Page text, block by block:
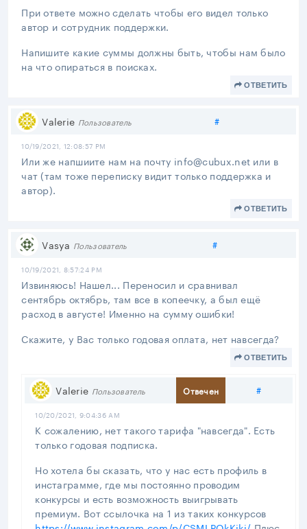
При ответе можно сделать чтобы его видел только
автор и сотрудник поддержки.
Напишите какие суммы должны быть, чтобы нам было
на что опираться в поисках.
ОТВЕТИТЬ
Valerie Пользователь #Поделиться
10/19/2021, 12:08:57 PM
Или же напшиите нам на почту info@cubux.net или в
чат (там тоже переписку видит только поддержка и
автор).
ОТВЕТИТЬ
Vasya Пользователь #Поделиться
10/19/2021, 8:57:24 PM
Извиняюсь! Нашел... Переносил и сравнивал
сентябрь октябрь, там все в копеечку, а был ещё
расход в августе! Именно на сумму ошибки!
Скажите, у Вас только годовая оплата, нет навсегда?
ОТВЕТИТЬ
Valerie Пользователь Отвечен #
10/20/2021, 9:04:36 AM
К сожалению, нет такого тарифа "навсегда". Есть
только годовая подписка.
Но хотела бы сказать, что у нас есть профиль в
инстаграмме, где мы постоянно проводим
конкурсы и есть возможность выигрывать
премиум. Вот ссылочка на 1 из таких конкурсов